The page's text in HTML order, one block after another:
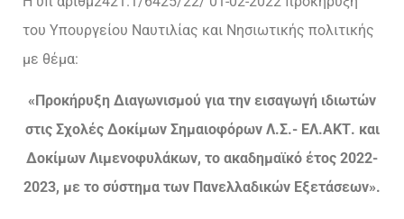
του Υπουργείου Ναυτιλίας και Νησιωτικής πολιτικής
με θέμα:
«Προκήρυξη Διαγωνισμού για την εισαγωγή ιδιωτών
στις Σχολές Δοκίμων Σημαιοφόρων Λ.Σ.- ΕΛ.ΑΚΤ. και
Δοκίμων Λιμενοφυλάκων, το ακαδημαϊκό έτος 2022-
2023, με το σύστημα των Πανελλαδικών Εξετάσεων».